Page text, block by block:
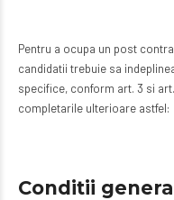
Pentru a ocupa un post
candidatii trebuie sa
specifice, conform art. 3 si
completarile ulterioare astfel:
Conditii